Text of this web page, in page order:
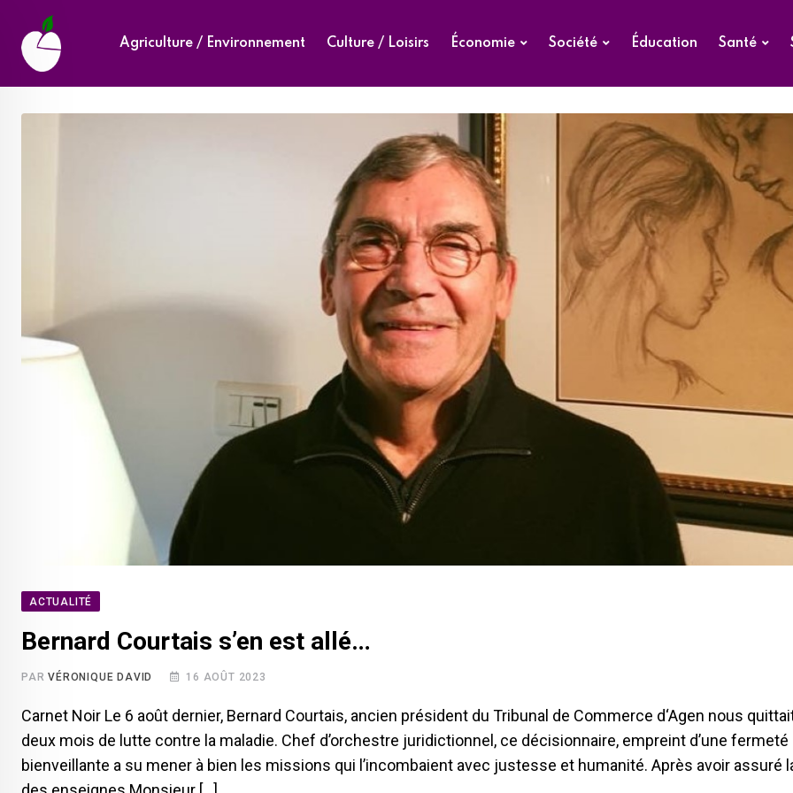
content
Agriculture / Environnement Culture / Loisirs Économie Société Éducation Santé
ACTUALITÉ
Bernard Courtais s’en est allé…
PARVÉRONIQUE DAVID 16 AOÛT 2023
Carnet Noir Le 6 août dernier, Bernard Courtais, ancien président du Tribunal de Commerce d‘Agen nous
deux mois de lutte contre la maladie. Chef d’orchestre juridictionnel, ce décisionnaire, empreint d’une fermeté
bienveillante a su mener à bien les missions qui l’incombaient avec justesse et humanité. Après avoir assuré